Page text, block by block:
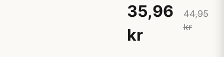
35,96
kr
44,95
kr